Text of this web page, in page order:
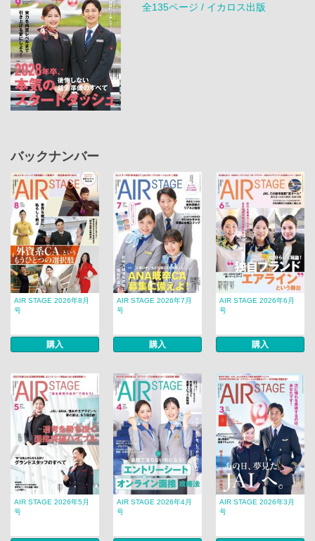
全135ページ / イカロス出版
バックナンバー
AIR STAGE 2026年8月
号
購入
AIR STAGE 2026年7月
号
購入
AIR STAGE 2026年6月
号
購入
AIR STAGE 2026年5月
号
AIR STAGE 2026年4月
号
AIR STAGE 2026年3月
号